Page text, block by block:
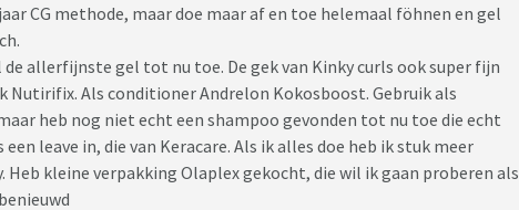
CG methode, maar doe maar af en toe helemaal föhnen en gel
de allerfijnste gel tot nu toe. De gek van Kinky curls ook super fijn
Nutirifix. Als conditioner Andrelon Kokosboost. Gebruik als
heb nog niet echt een shampoo gevonden tot nu toe die echt
leave in, die van Keracare. Als ik alles doe heb ik stuk meer
Heb kleine verpakking Olaplex gekocht, die wil ik gaan proberen als